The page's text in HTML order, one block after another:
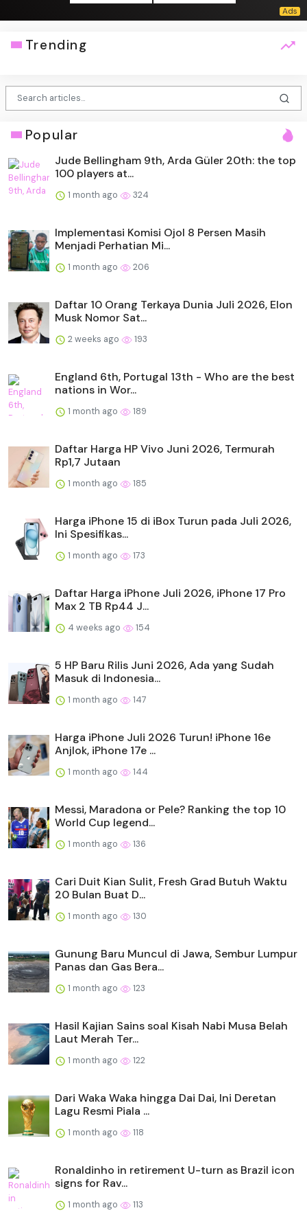
Trending
Popular
Jude Bellingham 9th, Arda Güler 20th: the top
100 players at...
1 month ago 324
Implementasi Komisi Ojol 8 Persen Masih
Menjadi Perhatian Mi...
1 month ago 206
Daftar 10 Orang Terkaya Dunia Juli 2026, Elon
Musk Nomor Sat...
2 weeks ago 193
England 6th, Portugal 13th - Who are the best
nations in Wor...
1 month ago 189
Daftar Harga HP Vivo Juni 2026, Termurah
Rp1,7 Jutaan
1 month ago 185
Harga iPhone 15 di iBox Turun pada Juli 2026,
Ini Spesifikas...
1 month ago 173
Daftar Harga iPhone Juli 2026, iPhone 17 Pro
Max 2 TB Rp44 J...
4 weeks ago 154
5 HP Baru Rilis Juni 2026, Ada yang Sudah
Masuk di Indonesia...
1 month ago 147
Harga iPhone Juli 2026 Turun! iPhone 16e
Anjlok, iPhone 17e ...
1 month ago 144
Messi, Maradona or Pele? Ranking the top 10
World Cup legend...
1 month ago 136
Cari Duit Kian Sulit, Fresh Grad Butuh Waktu
20 Bulan Buat D...
1 month ago 130
Gunung Baru Muncul di Jawa, Sembur Lumpur
Panas dan Gas Bera...
1 month ago 123
Hasil Kajian Sains soal Kisah Nabi Musa Belah
Laut Merah Ter...
1 month ago 122
Dari Waka Waka hingga Dai Dai, Ini Deretan
Lagu Resmi Piala ...
1 month ago 118
Ronaldinho in retirement U-turn as Brazil icon
signs for Rav...
1 month ago 113